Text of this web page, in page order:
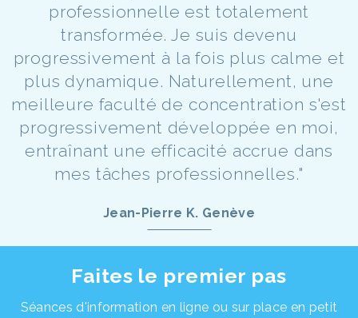
professionnelle est totalement
transformée. Je suis devenu
progressivement à la fois plus calme et
plus dynamique. Naturellement, une
meilleure faculté de concentration s'est
progressivement développée en moi,
entraînant une efficacité accrue dans
mes tâches professionnelles."
Jean-Pierre K. Genève
Faites le premier pas
Séances d'information en ligne ou sur place en petit